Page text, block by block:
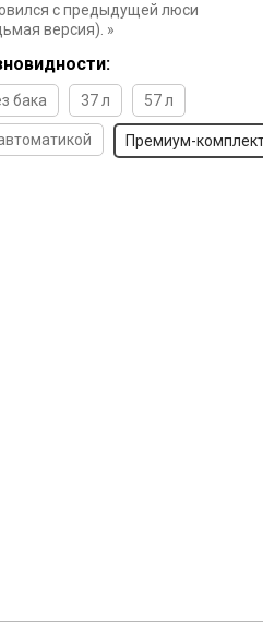
с предыдущей люси
версия). »
бака 37 л 57 л
Премиум-